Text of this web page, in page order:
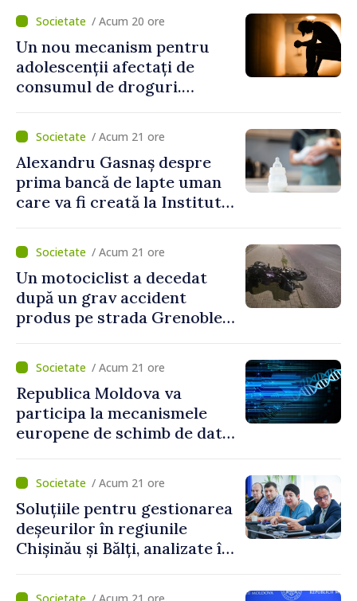
proiectelor de dezvoltare
ale Republicii Moldova
/ Acum 20 ore
Un nou mecanism pentru
adolescenții afectați de
consumul de droguri.
pregătește servicii dedicate
/ Acum 21 ore
Alexandru Gasnaș despre
prima bancă de lapte uman
care va fi creată la Institutul
salva vieți”
/ Acum 21 ore
Un motociclist a decedat
după un grav accident
produs pe strada Grenoble
/ Acum 21 ore
Republica Moldova va
participa la mecanismele
europene de schimb de date
/ Acum 21 ore
Soluțiile pentru gestionarea
deșeurilor în regiunile
Chișinău și Bălți, analizate în